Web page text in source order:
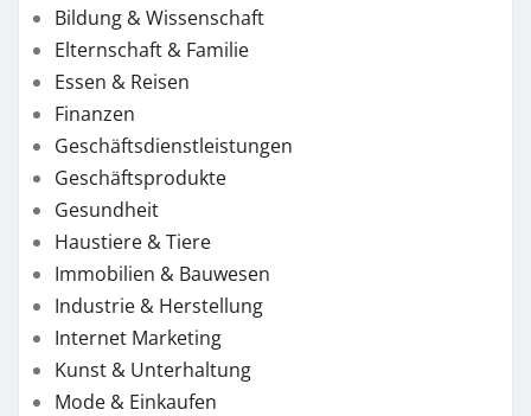
Bildung & Wissenschaft
Elternschaft & Familie
Essen & Reisen
Finanzen
Geschäftsdienstleistungen
Geschäftsprodukte
Gesundheit
Haustiere & Tiere
Immobilien & Bauwesen
Industrie & Herstellung
Internet Marketing
Kunst & Unterhaltung
Mode & Einkaufen